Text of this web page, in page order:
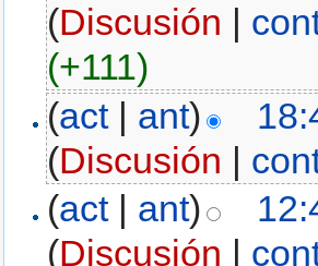
(Discusión |
(+111)
(act| ant)
(Discusión |
(act| ant)
(Discusión |